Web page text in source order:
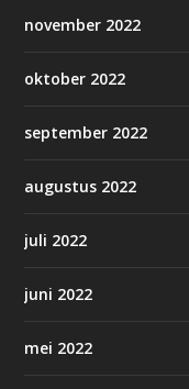
november 2022
oktober 2022
september 2022
augustus 2022
juli 2022
juni 2022
mei 2022